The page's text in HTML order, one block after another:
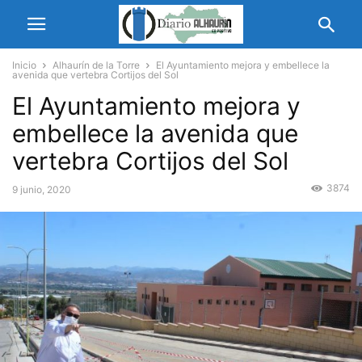
Inicio Alhaurín de la Torre
El Ayuntamiento mejora y embellece la
avenida que vertebra Cortijos del Sol
El Ayuntamiento mejora y
embellece la avenida que
vertebra Cortijos del Sol
9 junio, 2020 3874